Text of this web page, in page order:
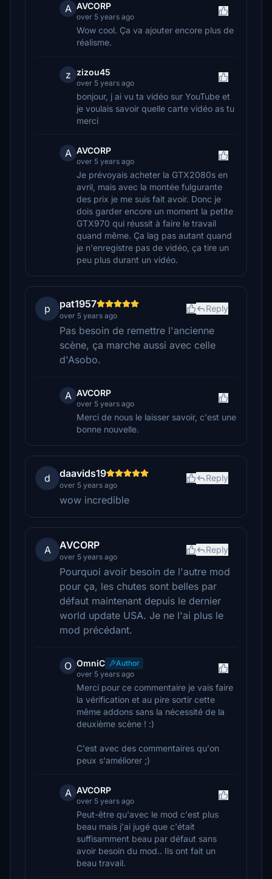
A AVCORP
over 5 years ago
Wow cool. Ça va ajouter encore plus de
réalisme.
z zizou45
over 5 years ago
bonjour, j ai vu ta vidéo sur YouTube et
je voulais savoir quelle carte vidéo as tu
merci
A AVCORP
over 5 years ago
Je prévoyais acheter la GTX2080s en
avril, mais avec la montée fulgurante
des prix je me suis fait avoir. Donc je
dois garder encore un moment la petite
GTX970 qui réussit à faire le travail
quand même. Ça lag pas autant quand
je n'enregistre pas de vidéo, ça tire un
peu plus durant un vidéo.
p pat1957
over 5 years ago
Reply
Pas besoin de remettre l'ancienne
scène, ça marche aussi avec celle
d'Asobo.
A AVCORP
over 5 years ago
Merci de nous le laisser savoir, c'est une
bonne nouvelle.
d daavids19
over 5 years ago
Reply
wow incredible
A AVCORP
over 5 years ago
Reply
Pourquoi avoir besoin de l'autre mod
pour ça, les chutes sont belles par
défaut maintenant depuis le dernier
world update USA. Je ne l'ai plus le
mod précédant.
O OmniC
Author
over 5 years ago
Merci pour ce commentaire je vais faire
la vérification et au pire sortir cette
même addons sans la nécessité de la
deuxième scène ! :)
C'est avec des commentaires qu'on
peux s'améliorer ;)
A AVCORP
over 5 years ago
Peut-être qu'avec le mod c'est plus
beau mais j'ai jugé que c'était
suffisamment beau par défaut sans
avoir besoin du mod.. Ils ont fait un
beau travail.